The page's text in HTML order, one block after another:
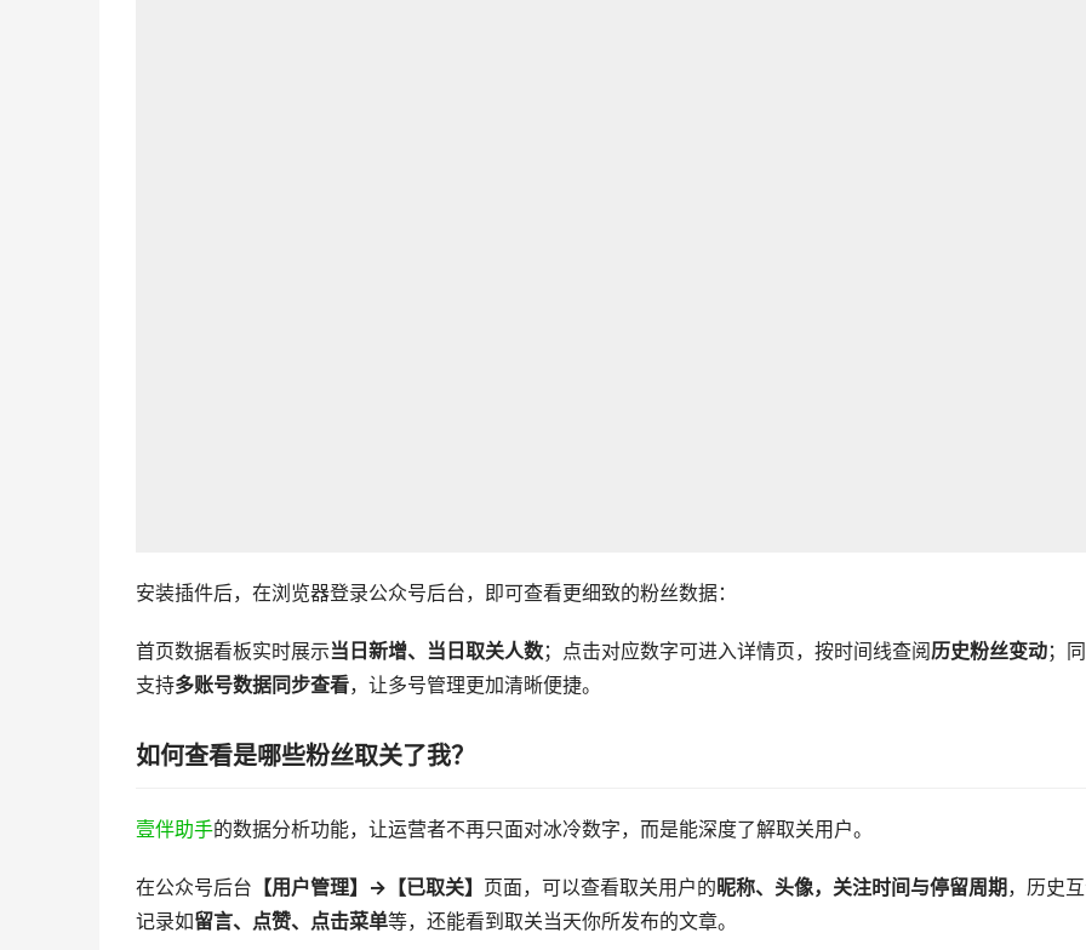
安装插件后，在浏览器登录公众号后台，即可查看更细致的粉丝数据：
首页数据看板实时展示当日新增、当日取关人数；点击对应数字可进入详情页，按时间线查阅历史粉丝变动；
支持多账号数据同步查看，让多号管理更加清晰便捷。
如何查看是哪些粉丝取关了我？
壹伴助手的数据分析功能，让运营者不再只面对冰冷数字，而是能深度了解取关用户。
在公众号后台 【用户管理】→【已取关】 页面，可以查看取关用户的 昵称、头像，关注时间与停留周期 ，历史
记录如留言、点赞、点击菜单等，还能看到取关当天你所发布的文章。